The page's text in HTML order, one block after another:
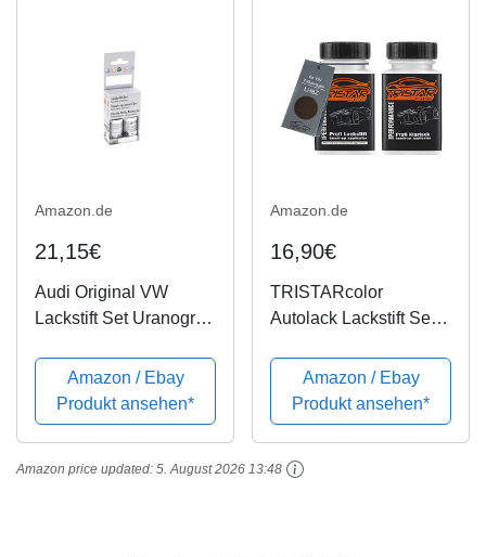
Amazon.de
21,15€
Audi Original VW
Lackstift Set Uranograu
Amazon / Ebay
Produkt ansehen*
Amazon.de
16,90€
TRISTARcolor
Autolack Lackstift Set
LH8Z Toffee Braun
Metallic/Toffee/Gracios
abraun Metallic
Basislack Klarlack je
50ml
Amazon / Ebay
Produkt ansehen*
Amazon price updated: 5. August 2026 13:48